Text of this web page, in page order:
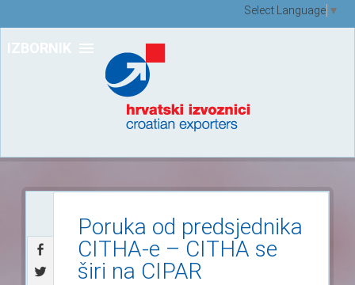
IZBORNIK
Select Language ▼
Poruka od predsjednika
CITHA-e – CITHA se
širi na CIPAR